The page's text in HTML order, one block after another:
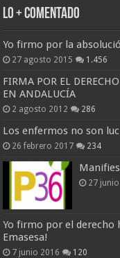
Lo + Comentado
Yo firmo por la
27 agosto 2015 1.456
FIRMA POR EL
EN ANDALUCÍA
2 agosto 2012 286
Los enfermos no son
26 febrero 2017 234
27
Yo firmo por el derecho
Emasesa!
7 junio 2016 120